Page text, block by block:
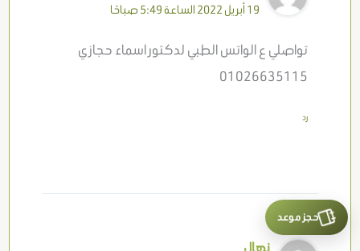
19 أبريل 2022 الساعة 5:49 صباحًا
تواصلي ع الواتس الطبي لدكتور اسماء حجازي
01026635115
رد
حجز موعد